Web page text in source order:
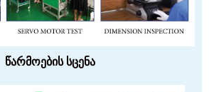
წარმოების სცენა